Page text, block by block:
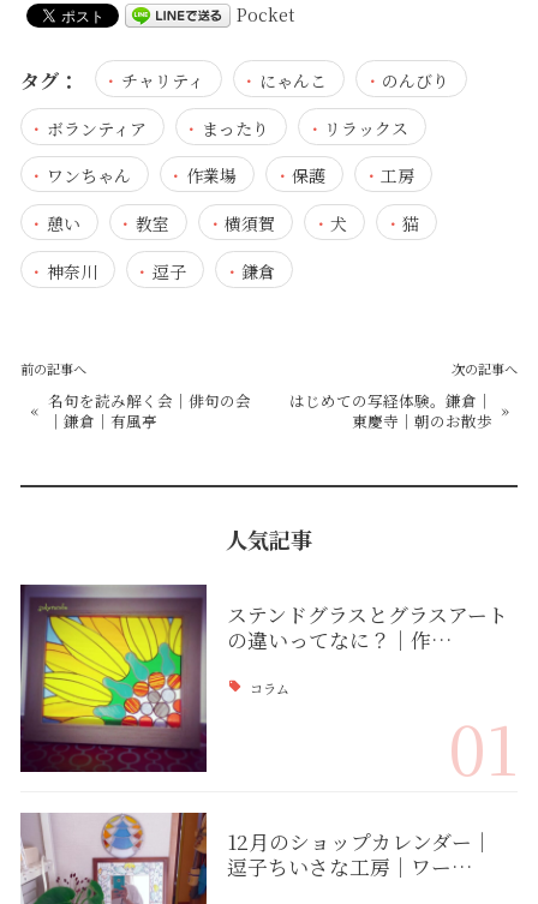
Pocket
タグ： チャリティ にゃんこ
のんびり
ボランティア
まったり
リラックス
ワンちゃん
作業場 保護
工房
憩い
教室 横須賀 犬
猫
神奈川
逗子 鎌倉
前の記事へ
« 名句を読み解く会｜俳句の会
｜鎌倉｜有風亭
次の記事へ
はじめての写経体験。鎌倉｜
東慶寺｜朝のお散歩 »
人気記事
ステンドグラスとグラスアート
の違いってなに？｜作…
コラム
01
12月のショップカレンダー｜
逗子ちいさな工房｜ワー…